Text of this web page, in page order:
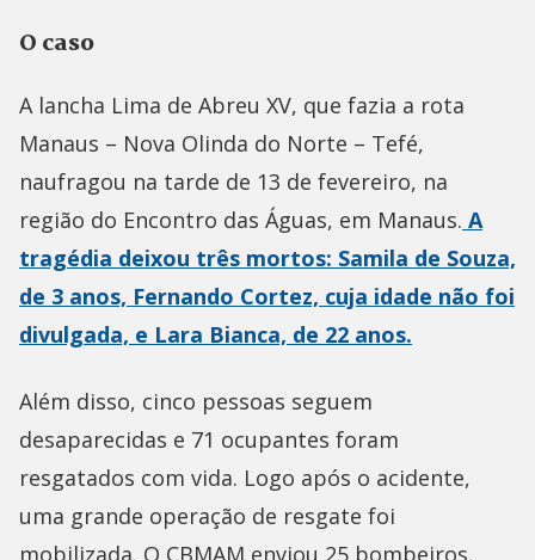
O caso
A lancha Lima de Abreu XV, que fazia a rota
Manaus – Nova Olinda do Norte – Tefé,
naufragou na tarde de 13 de fevereiro, na
região do Encontro das Águas, em Manaus. A
tragédia deixou três mortos: Samila de Souza,
de 3 anos, Fernando Cortez, cuja idade não foi
divulgada, e Lara Bianca, de 22 anos.
Além disso, cinco pessoas seguem
desaparecidas e 71 ocupantes foram
resgatados com vida. Logo após o acidente,
uma grande operação de resgate foi
mobilizada. O CBMAM enviou 25 bombeiros,